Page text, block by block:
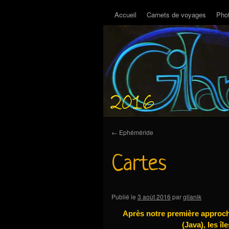
Accueil Carnets de voyages
← Ephéméride
Cartes
Publié le 3 août 2016 pargilanik
Après notre première
(Java), les